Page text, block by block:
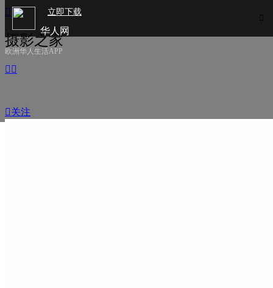

立即下载
华人网
欧洲华人生活APP
摄影之家
 
 关注